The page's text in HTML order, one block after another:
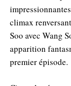
climax
Soo avec Wang
apparition
premier épisode.